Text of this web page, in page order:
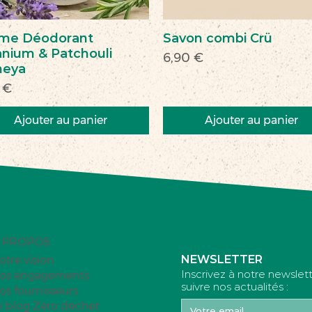
Déodorant
& Patchouli
€
Ajouter au panier
Savon combi Crü
Prix
6,90 €
Ajouter au panier
Nouveau
Nouveau
vision
engagements
fournisseurs
blog Zéro déchet
NEWSLETTER
Inscrivez à notre
suivre nos actualités :